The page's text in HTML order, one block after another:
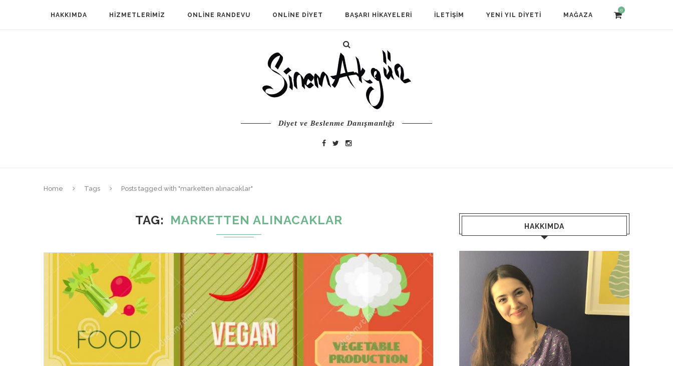
HAKKIMDA HIZMETLERIMIZ ONLINE RANDEVU ONLINE DIYET BAŞARI HIKAYELERI İLETIŞIM YENI YIL DIYETI MAĞAZA
0
Diyet ve Beslenme Danışmanlığı
Home Tags Posts tagged with "marketten alınacaklar"
TAG MARKETTEN ALINACAKLAR HAKKIMDA